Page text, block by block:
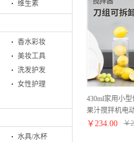
维生素
香水彩妆
美妆工具
洗发护发
女性护理
水具/水杯
430ml家用小
果汁搅拌机电
￥ 234.00 ￥